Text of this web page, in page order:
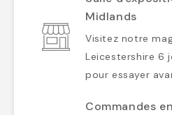
Midlands
Visitez notre
Leicestershire 6
pour essayer
Commandes